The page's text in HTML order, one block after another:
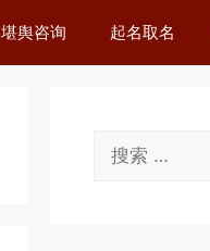
堪舆咨询 起名取名
索：